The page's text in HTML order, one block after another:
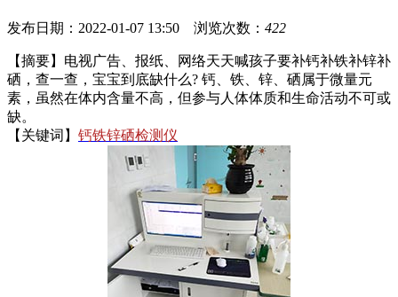
发布日期：2022-01-07 13:50 浏览次数： 422
【摘要】电视广告、报纸、网络天天喊孩子要补钙补铁补锌补
硒，查一查，宝宝到底缺什么? 钙、铁、锌、硒属于微量元
素，虽然在体内含量不高，但参与人体体质和生命活动不可或
缺。
【关键词】 钙铁锌硒检测仪